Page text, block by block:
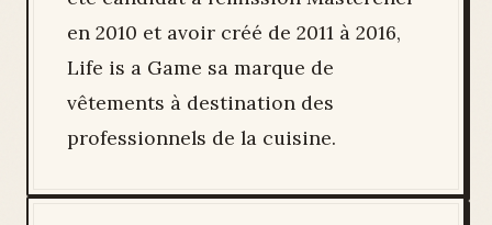
en 2010 et avoir créé de 2011 à 2016,
Life is a Game sa marque de
vêtements à destination des
professionnels de la cuisine.